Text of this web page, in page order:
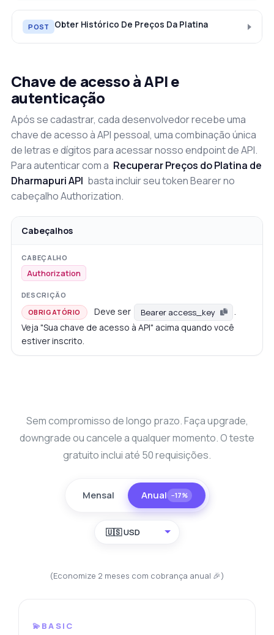
POST Obter Histórico De Preços Da Platina
Chave de acesso à API e
autenticação
Após se cadastrar, cada desenvolvedor recebe uma
chave de acesso à API pessoal, uma combinação única
de letras e dígitos para acessar nosso endpoint de API.
Para autenticar com a Recuperar Preços do Platina de
Dharmapuri API basta incluir seu token Bearer no
cabeçalho Authorization.
Cabeçalhos
Authorization
OBRIGATÓRIO Deve ser Bearer access_key
.
Veja "Sua chave de acesso à API" acima quando você
estiver inscrito.
Sem compromisso de longo prazo. Faça upgrade,
downgrade ou cancele a qualquer momento. O teste
gratuito inclui até 50 requisições.
Mensal Anual −17%
🇺🇸 USD
(Economize 2 meses com cobrança anual 🎉)
💫BASIC